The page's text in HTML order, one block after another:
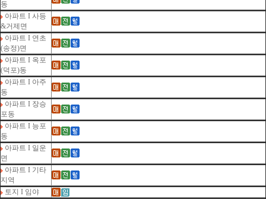
동
아파트 I 사등
&거제면
아파트 I 연초
(송정)면
아파트 I 옥포
(덕포)동
아파트 I 아주
동
아파트 I 장승
포동
아파트 I 능포
동
아파트 I 일운
면
아파트 I 기타
지역
토지 I 임야